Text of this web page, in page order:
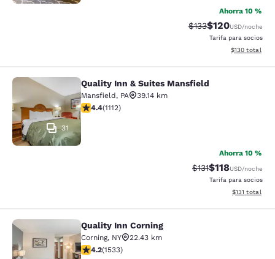
Ahorra 10 %
Precio tachado:
$133Precio con
$120USD/noche
Tarifa para socios
Ver detalles
$130 total
Quality Inn & Suites Mansfield
31
Quality Inn & Suites Mansfield
Mansfield, PA
39.14 km
calificación de 4.42 estrellas. Excelente. 1112 reseñas
4.4(1112)
Ahorra 10 %
Precio tachado:
$131Precio con
$118USD/noche
Tarifa para socios
Ver detalles
$131 total
Quality Inn Corning
Quality Inn Corning
Corning, NY
22.43 km
calificación de 4.23 estrellas. Excelente. 1533 reseñas
4.2(1533)